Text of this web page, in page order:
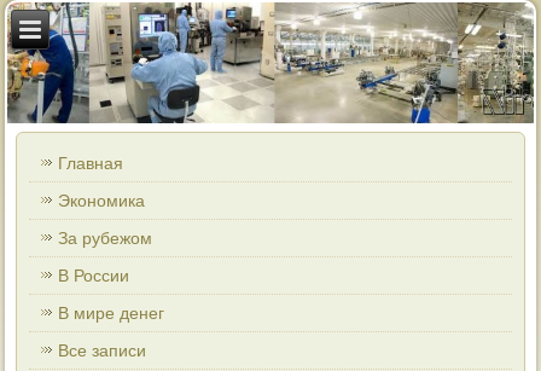
Главная
Экономика
За рубежом
В России
В мире денег
Все записи